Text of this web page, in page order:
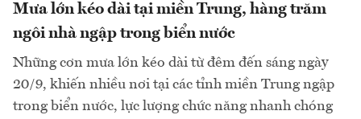
Mưa lớn kéo dài tại miền Trung, hàng trăm
ngôi nhà ngập trong biển nước
Những cơn mưa lớn kéo dài từ đêm đến sáng ngày
20/9, khiến nhiều nơi tại các tỉnh miền Trung ngập
trong biển nước, lực lượng chức năng nhanh chóng